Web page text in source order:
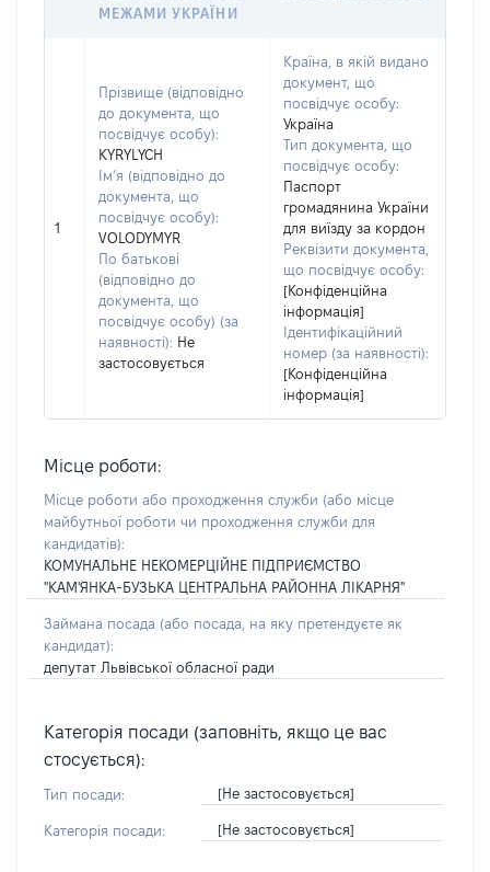
МЕЖАМИ УКРАЇНИ
1
Прізвище (відповідно
до документа, що
посвідчує особу):
KYRYLYCH
Ім’я (відповідно до
документа, що
посвідчує особу):
VOLODYMYR
По батькові
(відповідно до
документа, що
посвідчує особу) (за
наявності): Не
застосовується
Країна, в якій видано
документ, що
посвідчує особу:
Україна
Тип документа, що
посвідчує особу:
Паспорт
громадянина України
для виїзду за кордон
Реквізити документа,
що посвідчує особу:
[Конфіденційна
інформація]
Ідентифікаційний
номер (за наявності):
[Конфіденційна
інформація]
Місце роботи:
Місце роботи або проходження служби (або місце
майбутньої роботи чи проходження служби для
кандидатів):
КОМУНАЛЬНЕ НЕКОМЕРЦІЙНЕ ПІДПРИЄМСТВО
"КАМ'ЯНКА-БУЗЬКА ЦЕНТРАЛЬНА РАЙОННА ЛІКАРНЯ"
Займана посада (або посада, на яку претендуєте як
кандидат):
депутат Львівської обласної ради
Категорія посади (заповніть, якщо це вас
стосується):
Тип посади: [Не застосовується]
Категорія посади: [Не застосовується]